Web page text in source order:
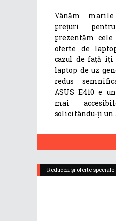
Vânăm
prețuri
prezentăm
oferte de
cazul de față îți
laptop de uz
redus
ASUS E410 e
mai
solicitându-ți un
Reduceri și oferte speciale